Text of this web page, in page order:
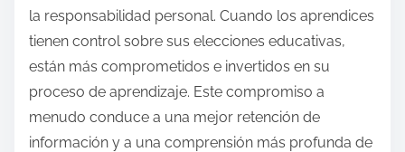
la responsabilidad personal. Cuando los aprendices
tienen control sobre sus elecciones educativas,
están más comprometidos e invertidos en su
proceso de aprendizaje. Este compromiso a
menudo conduce a una mejor retención de
información y a una comprensión más profunda de